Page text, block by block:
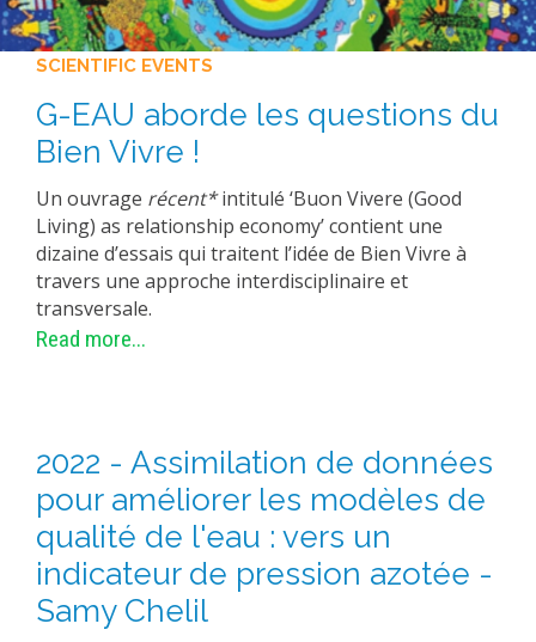
SCIENTIFIC EVENTS
G-EAU aborde les questions du
Bien Vivre !
Un ouvrage récent*intitulé ‘Buon Vivere (Good
Living) as relationship economy’ contient une
dizaine d’essais qui traitent l’idée de Bien Vivre à
travers une approche interdisciplinaire et
transversale.
Read more...
2022 - Assimilation de données
pour améliorer les modèles de
qualité de l'eau : vers un
indicateur de pression azotée -
Samy Chelil